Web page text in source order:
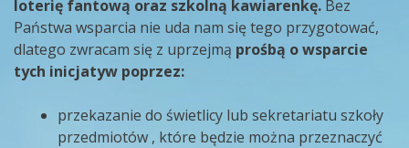
loterię fantową oraz szkolną kawiarenkę. Bez
Państwa wsparcia nie uda nam się tego przygotować,
dlatego zwracam się z uprzejmą prośbą o wsparcie
tych inicjatyw poprzez:
przekazanie do świetlicy lub sekretariatu szkoły
przedmiotów , które będzie można przeznaczyć